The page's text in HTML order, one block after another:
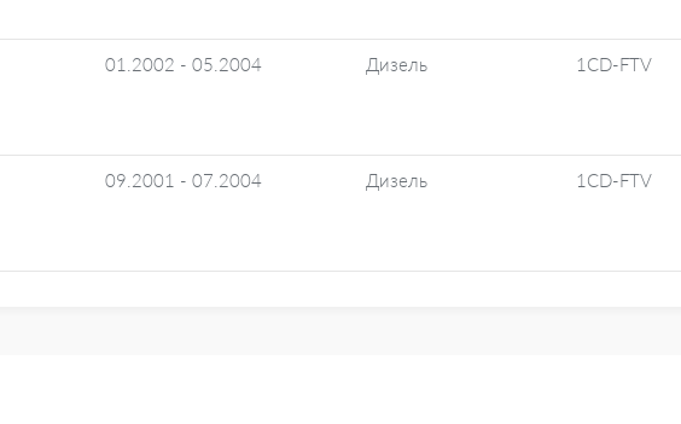
01.2002 - 05.2004 Дизель 1CD-FTV
09.2001 - 07.2004 Дизель 1CD-FTV